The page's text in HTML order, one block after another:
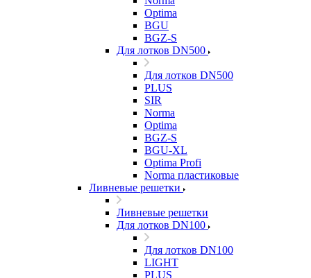
Optima
BGU
BGZ-S
Для лотков DN500
Для лотков DN500
PLUS
SIR
Norma
Optima
BGZ-S
BGU-XL
Optima Profi
Norma пластиковые
Ливневые решетки
Ливневые решетки
Для лотков DN100
Для лотков DN100
LIGHT
PLUS